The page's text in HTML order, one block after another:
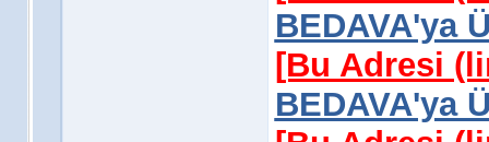
BEDAVA'ya
[Bu Adresi
BEDAVA'ya